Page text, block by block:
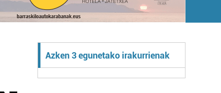
Azken 3 egunetako irakurrienak